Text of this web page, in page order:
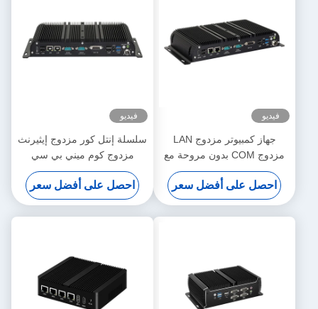
فيديو
جهاز كمبيوتر مزدوج LAN
مزدوج COM بدون مروحة مع
DDR4 32G Intel Celeron
J4125 J6412 Mini PC
احصل على أفضل سعر
فيديو
سلسلة إنتل كور مزدوج إيثيرنث
مزدوج كوم ميني بي سي
صناعي بدون مروحة مع DDR4
32G
احصل على أفضل سعر